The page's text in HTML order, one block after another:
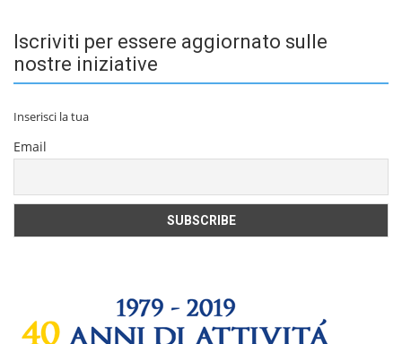
Iscriviti per essere aggiornato sulle
nostre iniziative
Inserisci la tua
Email